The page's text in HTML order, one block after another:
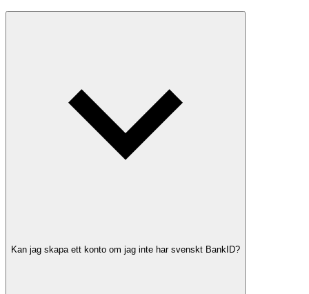
Kan jag skapa ett konto om jag inte har svenskt BankID?